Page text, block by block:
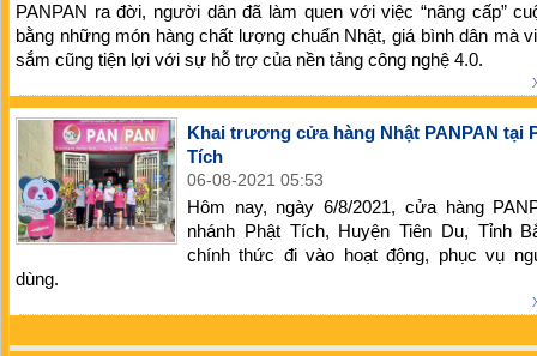
PANPAN ra đời, người dân đã làm quen với việc “nâng cấp”
bằng những món hàng chất lượng chuẩn Nhật, giá bình dân mà
sắm cũng tiện lợi với sự hỗ trợ của nền tảng công nghệ 4.0.
Khai trương cửa hàng Nhật PANPAN tại
Tích
06-08-2021 05:53
Hôm nay, ngày 6/8/2021, cửa hàng
nhánh Phật Tích, Huyện Tiên Du, Tỉnh
chính thức đi vào hoạt động, phục vụ
dùng.